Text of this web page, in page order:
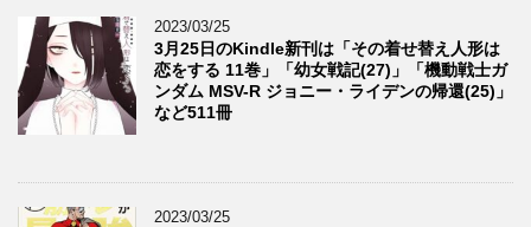
2023/03/25
3月25日のKindle新刊は「その着せ替え人形は
恋をする 11巻」「幼女戦記(27)」「機動戦士ガ
ンダム MSV-R ジョニー・ライデンの帰還(25)」
など511冊
2023/03/25